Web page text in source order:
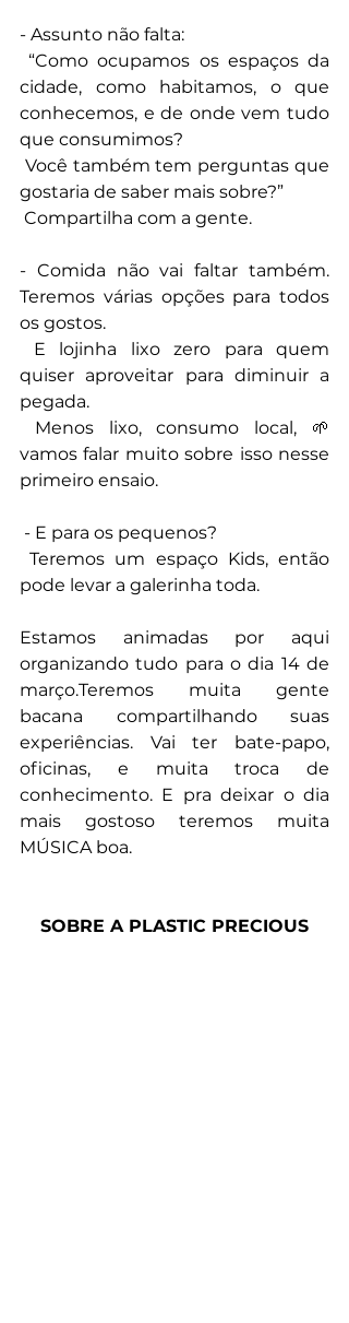
- Assunto não falta:
cidade, como habitamos, o que
conhecemos, e de onde vem tudo
que consumimos?
gostaria de saber mais sobre?”
Compartilha com a gente.
- Comida não vai faltar também.
Teremos várias opções para todos
os gostos.
quiser aproveitar para diminuir a
pegada.
vamos falar muito sobre isso nesse
primeiro ensaio.
- E para os pequenos?
Teremos um espaço Kids, então
pode levar a galerinha toda.
Estamos animadas por aqui
organizando tudo para o dia 14 de
março.Teremos muita gente
bacana compartilhando suas
experiências. Vai ter bate-papo,
oficinas, e muita troca de
conhecimento. E pra deixar o dia
mais gostoso teremos muita
MÚSICA boa.
SOBRE A PLASTIC PRECIOUS